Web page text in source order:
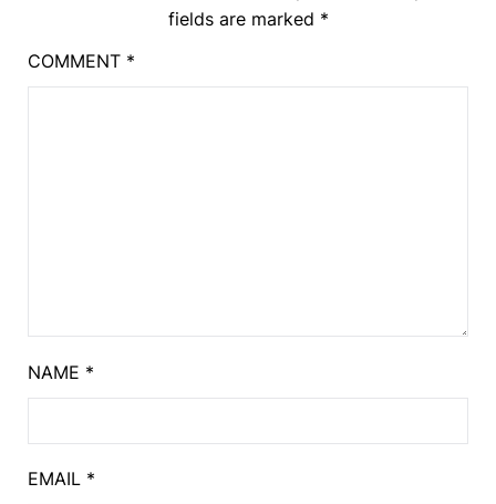
fields are marked *
COMMENT *
NAME *
EMAIL *